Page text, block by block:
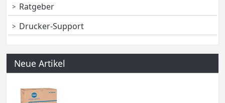
Ratgeber
Drucker-Support
Neue Artikel